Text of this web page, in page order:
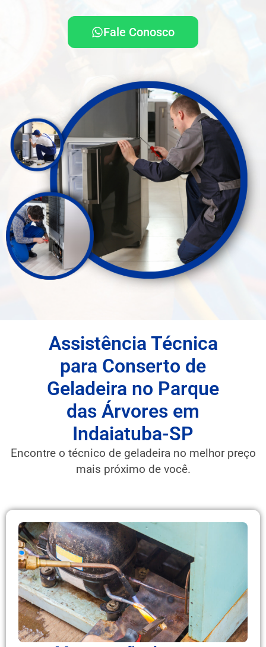
Fale Conosco
Assistência Técnica
para Conserto de
Geladeira no Parque
das Árvores em
Indaiatuba-SP
Encontre o técnico de geladeira no melhor preço
mais próximo de você.